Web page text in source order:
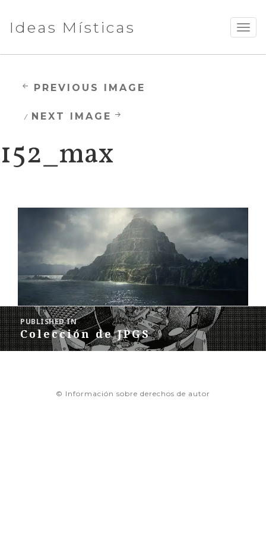
Ideas Místicas
PREVIOUS IMAGE
NEXT IMAGE
152_max
Navegación
de
entradas
PUBLISHED IN
Colección de JPGS
© Información sobre derechos de autor